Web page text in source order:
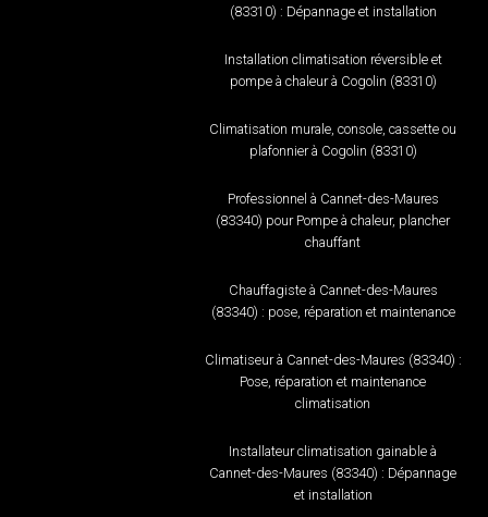
(83310) : Dépannage et installation
Installation climatisation réversible et
pompe à chaleur à Cogolin (83310)
Climatisation murale, console, cassette ou
plafonnier à Cogolin (83310)
Professionnel à Cannet-des-Maures
(83340) pour Pompe à chaleur, plancher
chauffant
Chauffagiste à Cannet-des-Maures
(83340) : pose, réparation et maintenance
Climatiseur à Cannet-des-Maures (83340) :
Pose, réparation et maintenance
climatisation
Installateur climatisation gainable à
Cannet-des-Maures (83340) : Dépannage
et installation